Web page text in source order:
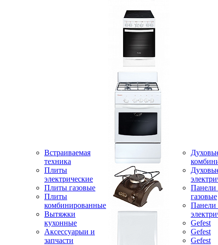
Встраиваемая
техника
Плиты
электрические
Плиты газовые
Плиты
комбинированные
Вытяжки
кухонные
Аксессуарыи и
запчасти
Панели
газовые
Панели
Gefest
Gefest
Gefest